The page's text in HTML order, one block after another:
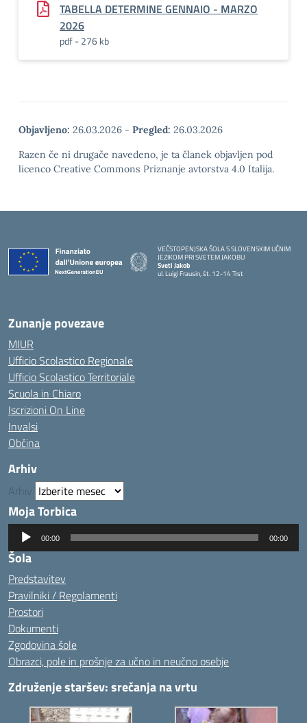
TABELLA DETERMINE GENNAIO - MARZO
2026
pdf - 276 kb
Objavljeno: 26.03.2026 - Pregled: 26.03.2026
Razen če ni drugače navedeno, je ta članek objavljen pod
licenco Creative Commons Priznanje avtorstva 4.0 Italija.
VEČSTOPENJSKA ŠOLA S SLOVENSKIM UČNIM
JEZIKOM PRI SVETEM JAKOBU
Sveti Jakob
ul. Luigi Frausin, št. 12-14 Trst
— Visita la pagina iniziale della scuola
Zunanje povezave
MIUR
Ufficio Scolastico Regionale
Ufficio Scolastico Territoriale
Scuola in Chiaro
Iscrizioni On Line
Invalsi
Občina
Arhiv
Arhiv
Moja Torbica
Predvajalnik
zvoka
00:00 00:00
Šola
Predstavitev
Pravilniki / Regolamenti
Prostori
Dokumenti
Zgodovina šole
Obrazci, pole in prošnje za učno in neučno osebje
Združenje staršev: srečanja na vrtu